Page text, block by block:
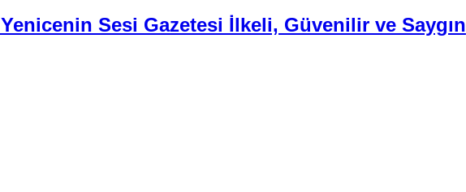
Yenicenin Sesi Gazetesi İlkeli, Güvenilir ve Saygın